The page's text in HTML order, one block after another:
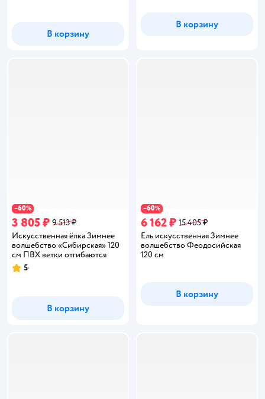
В корзину
В корзину
−60%
3 805 ₽ 9 513 ₽
Искусственная ёлка Зимнее
волшебство «Сибирская» 120
см ПВХ ветки отгибаются
Рейтинг:
5
В корзину
−60%
6 162 ₽ 15 405 ₽
Ель искусственная Зимнее
волшебство Феодосийская
120 см
В корзину